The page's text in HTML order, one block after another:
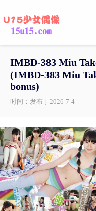
IMBD-383 Miu
( IMBD-383 Miu
bonus)
时间：发布于2026-7-4